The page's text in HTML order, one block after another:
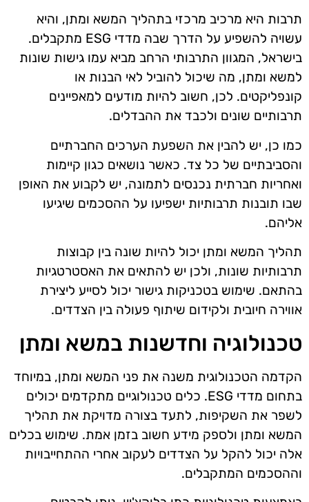
תרבות היא מרכיב מרכזי בתהליך המשא ומתן, והיא
עשויה להשפיע על הדרך שבה מדדי ESG מתקבלים.
בישראל, המגוון התרבותי הרחב מביא עמו גישות שונות
למשא ומתן, מה שיכול להוביל לאי הבנות או
קונפליקטים. לכן, חשוב להיות מודעים למאפיינים
תרבותיים שונים ולכבד את ההבדלים.
כמו כן, יש להבין את השפעת הערכים החברתיים
והסביבתיים של כל צד. כאשר נושאים כגון קיימות
ואחריות חברתית נכנסים לתמונה, יש לקבוע את האופן
שבו תובנות תרבותיות ישפיעו על ההסכמים שיגיעו
אליהם.
תהליך המשא ומתן יכול להיות שונה בין קבוצות
תרבותיות שונות, ולכן יש להתאים את האסטרטגיות
בהתאם. שימוש בטכניקות גישור יכול לסייע ליצירת
אווירה חיובית ולקידום שיתוף פעולה בין הצדדים.
טכנולוגיה וחדשנות במשא ומתן
הקדמה הטכנולוגית משנה את פני המשא ומתן, במיוחד
בתחום מדדי ESG. כלים טכנולוגיים מתקדמים יכולים
לשפר את השקיפות, לתעד בצורה מדויקת את תהליך
המשא ומתן ולספק מידע חשוב בזמן אמת. שימוש בכלים
אלה יכול להקל על הצדדים לעקוב אחרי ההתחייבויות
וההסכמים המתקבלים.